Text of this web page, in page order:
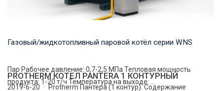
Газовый/жидкотопливный паровой котёл серии WNS
Пар Рабочее давление: 0,7-2,5 МПа Тепловая мощность
продукта: 1-20 т/ч Температура на выходе: ...
PROTHERM КОТЕЛ PANTERA 1 КОНТУРНЫЙ
2019-6-20 · Protherm Пантера (1 контур). Содержание